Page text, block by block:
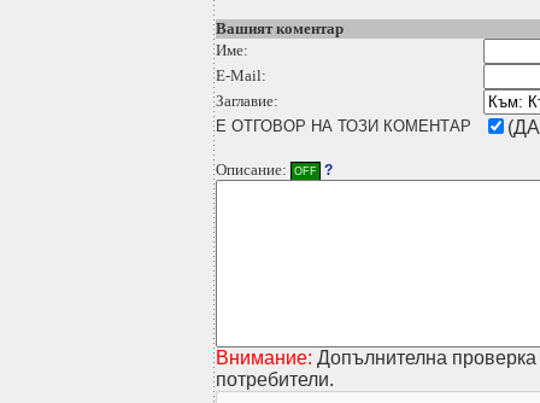
Вашият коментар
Име:
E-Mail:
Заглавие:
Е ОТГОВОР НА ТОЗИ КОМЕНТАР
Описание: OFF ?
Внимание: Допълнителна
потребители.